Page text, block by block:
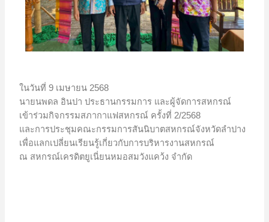
ในวันที่ 9 เมษายน 2568
นายนพดล อินปา ประธานกรรมการ และผู้จัดการสหกรณ์
เข้าร่วมกิจกรรมสภากาแฟสหกรณ์ ครั้งที่ 2/2568
และการประชุมคณะกรรมการสันนิบาตสหกรณ์จังหวัดลำปาง
เพื่อแลกเปลี่ยนเรียนรู้เกี่ยวกับการบริหารงานสหกรณ์
ณ สหกรณ์เครดิตยูเนี่ยนหมอสมวังแคว้ง จำกัด